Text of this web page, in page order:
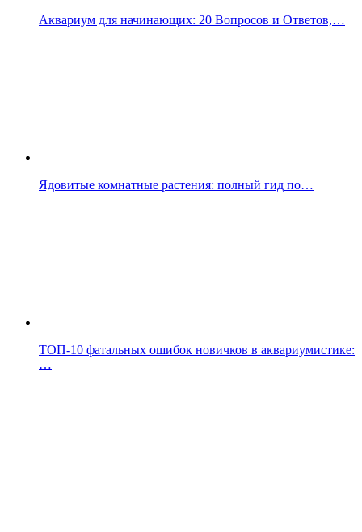
Аквариум для начинающих: 20 Вопросов и Ответов,…
Ядовитые комнатные растения: полный гид по…
ТОП-10 фатальных ошибок новичков в аквариумистике:
…